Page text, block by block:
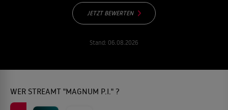
JETZT BEWERTEN
Stand: 06.08.2026
WER STREAMT "MAGNUM P.I." ?